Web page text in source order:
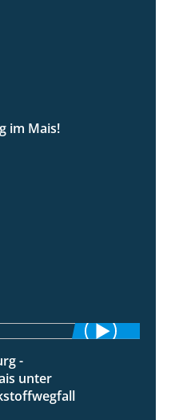
im Mais!
-
unter